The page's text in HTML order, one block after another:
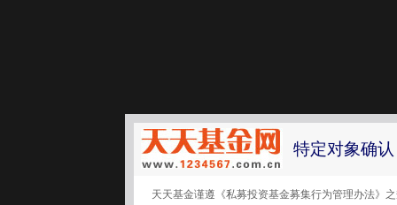
特定对象确认
天天基金谨遵《私募投资基金募集行为管理办法》